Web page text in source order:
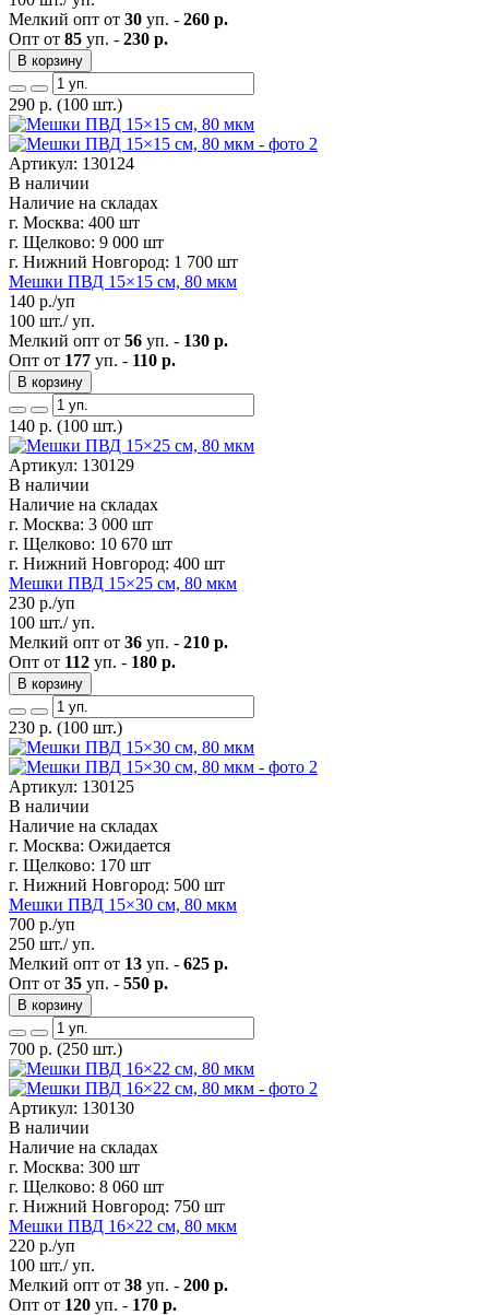
Мелкий опт от 30 уп. - 260 р.
Опт от 85 уп. - 230 р.
В корзину
290 р. (100 шт.)
Артикул: 130124
В наличии
Наличие на складах
г. Москва: 400 шт
г. Щелково: 9 000 шт
г. Нижний Новгород: 1 700 шт
Мешки ПВД 15×15 см, 80 мкм
140 р./уп
100 шт./ уп.
Мелкий опт от 56 уп. - 130 р.
Опт от 177 уп. - 110 р.
В корзину
140 р. (100 шт.)
Артикул: 130129
В наличии
Наличие на складах
г. Москва: 3 000 шт
г. Щелково: 10 670 шт
г. Нижний Новгород: 400 шт
Мешки ПВД 15×25 см, 80 мкм
230 р./уп
100 шт./ уп.
Мелкий опт от 36 уп. - 210 р.
Опт от 112 уп. - 180 р.
В корзину
230 р. (100 шт.)
Артикул: 130125
В наличии
Наличие на складах
г. Москва: Ожидается
г. Щелково: 170 шт
г. Нижний Новгород: 500 шт
Мешки ПВД 15×30 см, 80 мкм
700 р./уп
250 шт./ уп.
Мелкий опт от 13 уп. - 625 р.
Опт от 35 уп. - 550 р.
В корзину
700 р. (250 шт.)
Артикул: 130130
В наличии
Наличие на складах
г. Москва: 300 шт
г. Щелково: 8 060 шт
г. Нижний Новгород: 750 шт
Мешки ПВД 16×22 см, 80 мкм
220 р./уп
100 шт./ уп.
Мелкий опт от 38 уп. - 200 р.
Опт от 120 уп. - 170 р.